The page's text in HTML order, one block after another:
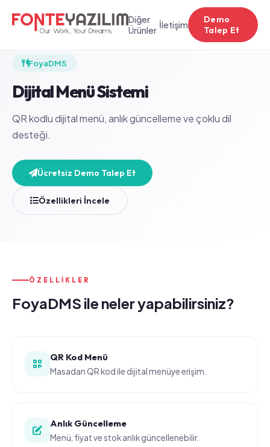
Diğer
Ürünler İletişim
Demo
Talep Et
FoyaDMS
Dijital Menü Sistemi
QR kodlu dijital menü, anlık güncelleme ve çoklu dil
desteği.
Ücretsiz Demo Talep Et
Özellikleri İncele
ÖZELLIKLER
FoyaDMS ile neler yapabilirsiniz?
QR Kod Menü
Masadan QR kod ile dijital menüye erişim.
Anlık Güncelleme
Menü, fiyat ve stok anlık güncellenebilir.